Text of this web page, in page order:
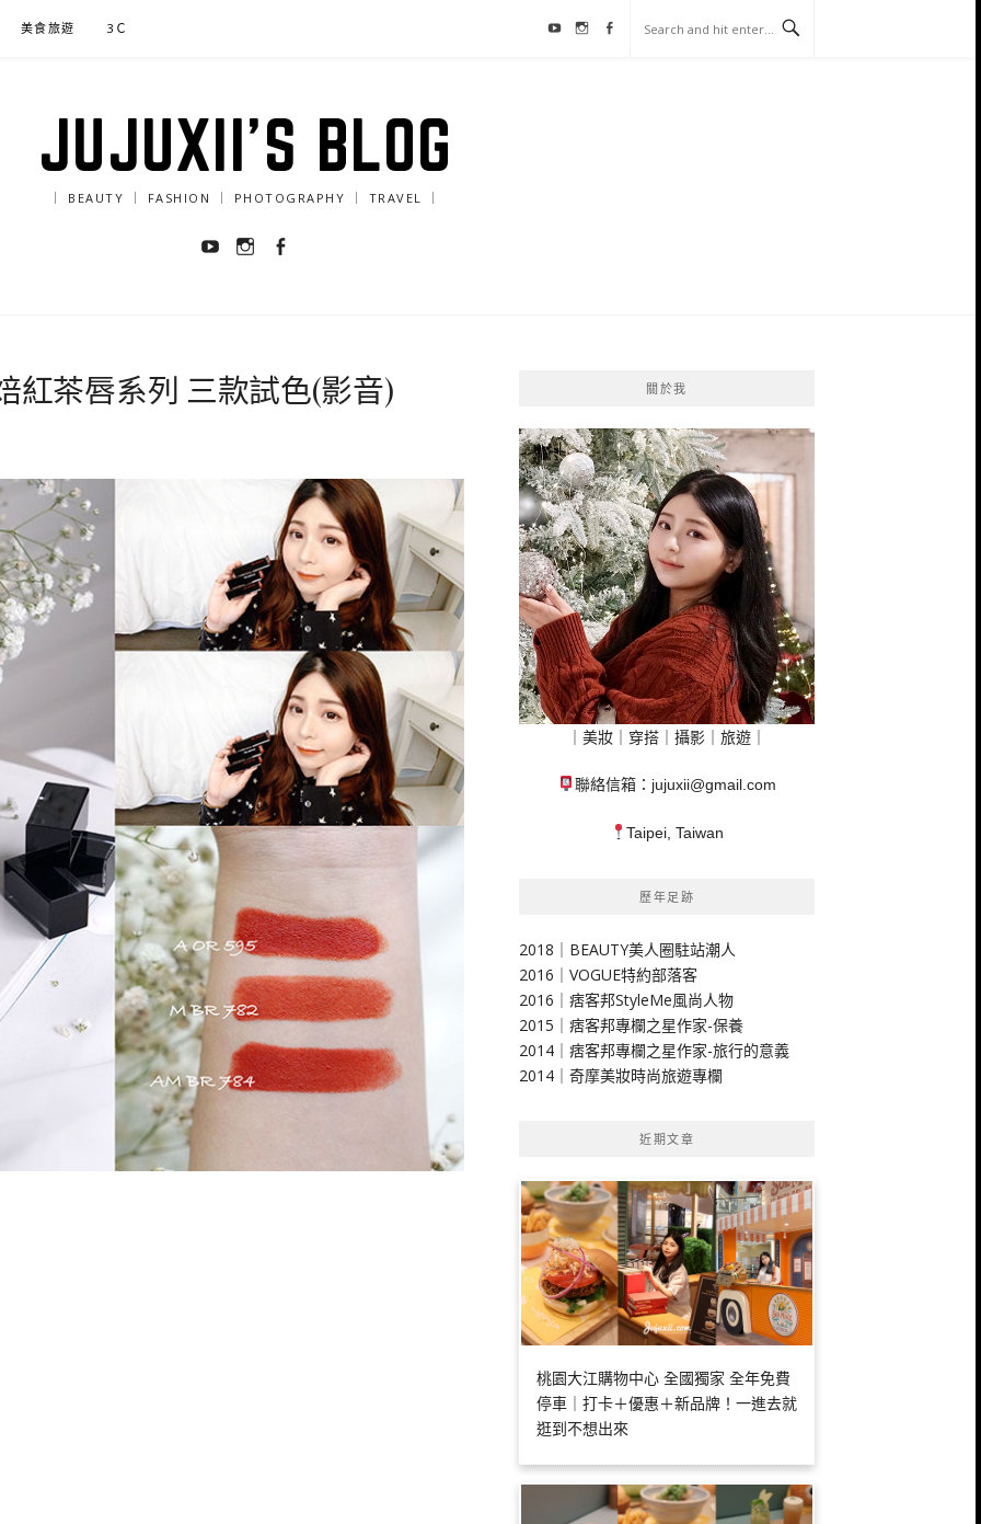
美食旅遊 3Ｃ Youtube
Instagram
Facebook
JUJUXII'S BLOG
｜ BEAUTY ｜ FASHION ｜ PHOTOGRAPHY ｜ TRAVEL ｜
YoutubeInstagram
紅茶唇系列 三款試色(影音) 關於我
｜美妝｜穿搭｜攝影｜旅遊｜
聯絡信箱： jujuxii@gmail.com
Taipei, Taiwan
歷年足跡
2018｜BEAUTY美人圈駐站潮人
2016｜VOGUE特約部落客
2016｜痞客邦StyleMe風尚人物
2015｜痞客邦專欄之星作家-保養
2014｜痞客邦專欄之星作家-旅行的意義
2014｜奇摩美妝時尚旅遊專欄
近期文章
桃園大江購物中心 全國獨家 全年免費
停車｜打卡＋優惠＋新品牌！一進去就
逛到不想出來